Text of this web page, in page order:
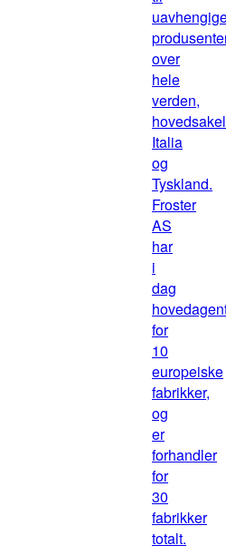
over
hele
verden,
Italia
og
Tyskland.
Froster
AS
har
i
dag
for
10
europeiske
fabrikker,
og
er
forhandler
for
30
fabrikker
totalt.